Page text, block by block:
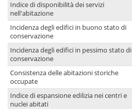
Indice di disponibilità dei servizi
nell'abitazione
Incidenza degli edifici in buono stato di
conservazione
Incidenza degli edifici in pessimo stato di
conservazione
Consistenza delle abitazioni storiche
occupate
Indice di espansione edilizia nei centri e
nuclei abitati